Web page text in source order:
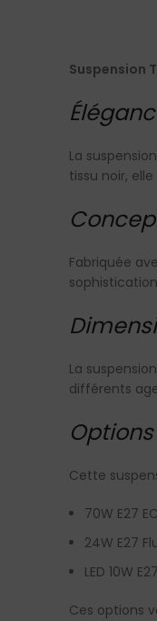
Suspension
La
tissu noir,
Fabriquée
La
différents
Cette
70W E27
24W E27
LED 10W E27
Ces options